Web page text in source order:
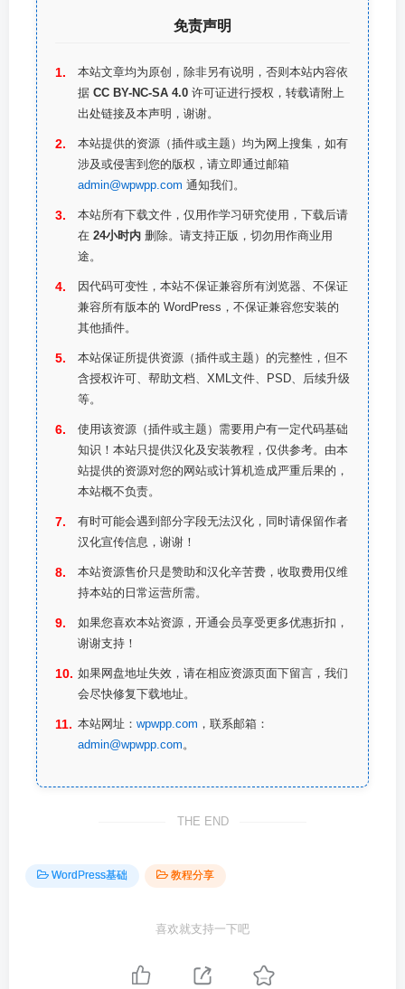
免责声明
本站文章均为原创，除非另有说明，否则本站内容依
据 CC BY-NC-SA 4.0 许可证进行授权，转载请附上
出处链接及本声明，谢谢。
本站提供的资源（插件或主题）均为网上搜集，如有
涉及或侵害到您的版权，请立即通过邮箱
admin@wpwpp.com 通知我们。
本站所有下载文件，仅用作学习研究使用，下载后请
在 24小时内 删除。请支持正版，切勿用作商业用
途。
因代码可变性，本站不保证兼容所有浏览器、不保证
兼容所有版本的 WordPress，不保证兼容您安装的
其他插件。
本站保证所提供资源（插件或主题）的完整性，但不
含授权许可、帮助文档、XML文件、PSD、后续升级
等。
使用该资源（插件或主题）需要用户有一定代码基础
知识！本站只提供汉化及安装教程，仅供参考。由本
站提供的资源对您的网站或计算机造成严重后果的，
本站概不负责。
有时可能会遇到部分字段无法汉化，同时请保留作者
汉化宣传信息，谢谢！
本站资源售价只是赞助和汉化辛苦费，收取费用仅维
持本站的日常运营所需。
如果您喜欢本站资源，开通会员享受更多优惠折扣，
谢谢支持！
如果网盘地址失效，请在相应资源页面下留言，我们
会尽快修复下载地址。
本站网址： wpwpp.com ，联系邮箱：
admin@wpwpp.com 。
THE END
WordPress基础 教程分享
喜欢就支持一下吧